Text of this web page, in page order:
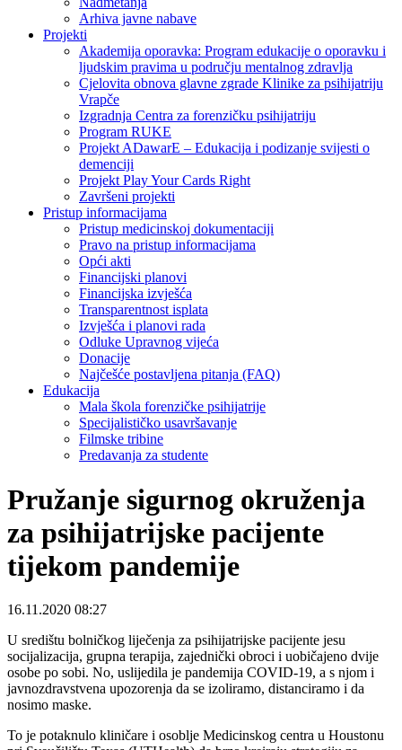
Arhiva javne nabave
Projekti
Akademija oporavka: Program edukacije o oporavku i
ljudskim pravima u području mentalnog zdravlja
Cjelovita obnova glavne zgrade Klinike za psihijatriju
Vrapče
Izgradnja Centra za forenzičku psihijatriju
Program RUKE
Projekt ADawarE – Edukacija i podizanje svijesti o
demenciji
Projekt Play Your Cards Right
Završeni projekti
Pristup informacijama
Pristup medicinskoj dokumentaciji
Pravo na pristup informacijama
Opći akti
Financijski planovi
Financijska izvješća
Transparentnost isplata
Izvješća i planovi rada
Odluke Upravnog vijeća
Donacije
Najčešće postavljena pitanja (FAQ)
Edukacija
Mala škola forenzičke psihijatrije
Specijalističko usavršavanje
Filmske tribine
Predavanja za studente
Pružanje sigurnog okruženja
za psihijatrijske pacijente
tijekom pandemije
16.11.2020 08:27
U središtu bolničkog liječenja za psihijatrijske pacijente jesu
socijalizacija, grupna terapija, zajednički obroci i uobičajeno dvije
osobe po sobi. No, uslijedila je pandemija COVID-19, a s njom i
javnozdravstvena upozorenja da se izoliramo, distanciramo i da
nosimo maske.
To je potaknulo kliničare i osoblje Medicinskog centra u Houstonu